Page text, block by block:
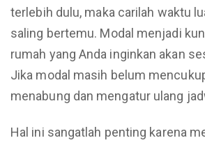
terlebih dulu, maka carilah waktu
saling bertemu. Modal menjadi
rumah yang Anda inginkan akan
Jika modal masih belum
menabung dan mengatur ulang
Hal ini sangatlah penting karena